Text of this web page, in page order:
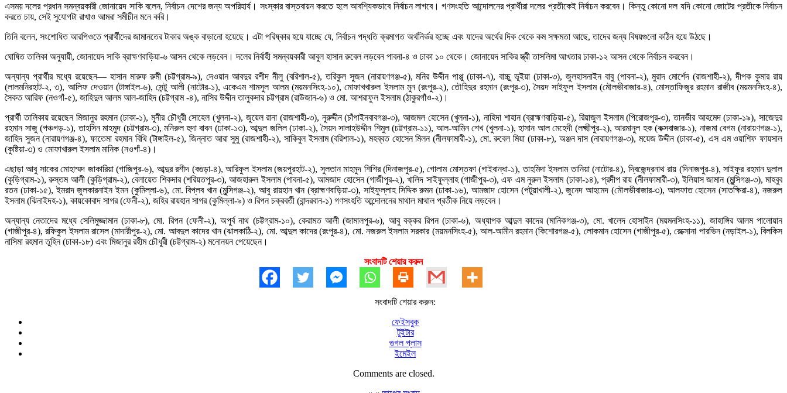
এসময় দলের প্রধান সমন্বয়কারী জোনায়েদ সাকি বলেন, নির্বাচন দেশের জন্য অপরিহার্য। সংস্কার বাস্তবায়ন করতে হলে আবশ্যিকভাবে নির্বাচন লাগবে। গণসংহতি আন্দোলনের প্রার্থীরা দলের প্রতীকেই নির্বাচন করবেন। কিন্তু কোনো দল যদি কোনো জোটের প্রতীকে নির্বাচন
করতে চায়, সেই সুযোগটা রাখাও আমরা সমীচীন মনে করি।
তিনি বলেন, সংশোধিত আরপিওতে প্রার্থীদের জামানতের টাকার অঙ্ক বাড়ানো হয়েছে। এটা পরিষ্কার হয়ে যাচ্ছে যে, নির্বাচন পদ্ধতি ক্রমাগত অর্থনির্ভর হচ্ছে এবং যাদের অর্থের দিক থেকে কম সক্ষমতা আছে, তাদের জন্য বিষয়গুলো কঠিন হয়ে উঠছে।
ঘোষিত তালিকা অনুযায়ী, জোনায়েদ সাকি ব্রাহ্মণবাড়িয়া-৬ আসন থেকে লড়বেন। দলের নির্বাহী সমন্বয়কারী আবুল হাসান রুবেল লড়বেন পাবনা-৪ ও ঢাকা ১০ থেকে। জোনায়েদ সাকির স্ত্রী তাসলিমা আখতার ঢাকা-১২ আসন থেকে নির্বাচন করবেন।
অন্যান্য প্রার্থীর মধ্যে রয়েছেন— হাসান মারুফ রুমী (চট্টগ্রাম-৯), দেওয়ান আবদুর রশীদ নীলু (বরিশাল-৫), তরিকুল সুজন (নারায়ণগঞ্জ-৫), মনির উদ্দীন পাপ্পু (ঢাকা-৭), বাচ্চু ভূইয়া (ঢাকা-৩), জুলহাসনাইন বাবু (পাবনা-২), মুরাদ মোর্শেদ (রাজশাহী-২), দীপক কুমার রায়
(লালমনিরহাট-২, ৩), আলিফ দেওয়ান (টাঙ্গাইল-৬), সেন্টু আলী (নাটোর-১), একেএম শামসুল আলম (ময়মনসিংহ-১০), মোফাখখারুল ইসলাম মুন (রংপুর-২), তৌহিদুর রহমান (রংপুর-৩), সৈয়দ সাইফুল ইসলাম (মৌলভীবাজার-৪), মোস্তাফিজুর রহমান রাজীব (ময়মনসিংহ-৪),
সৈকত আরিফ (নওগাঁ-৫), জাহিদুল আলম আল-জাহিদ (চট্টগ্রাম -৪), নাসির উদ্দীন তালুকদার চট্টগ্রাম (রাউজান-৬) ও মো. আশরাফুল ইসলাম (ঠাকুরগাঁও-২)।
প্রার্থী তালিকায় রয়েছেন মিজানুর রহমান (ঢাকা-১), মুনীর চৌধুরী সোহেল (খুলনা-২), জুয়েল রানা (রাজশাহী-৩), নুরুদ্দীন (চাঁপাইনবাবগঞ্জ-৩), আজমল হোসেন (খুলনা-১), নাহিদা শাহান (ব্রাহ্মণবাড়িয়া-৫), রিয়াজুল ইসলাম (পিরোজপুর-৩), তানভীর আহমেদ (ঢাকা-১৯), সাজেদুর
রহমান সাজু (পঞ্চগড়-১), তাহসিন মাহমুদ (চট্টগ্রাম-৩), মনিরুল হুদা বাবন (ঢাকা-১৩), আব্দুল জলিল (ঢাকা-২), সৈয়দ সালাহউদ্দীন শিমুল (চট্টগ্রাম-১১), আল-আমিন শেখ (খুলনা-১), হাসান আল মেহেদী (লক্ষ্মীপুর-২), আরমানুল হক (কক্সবাজার-১), নাজমা বেগম (নারায়ণগঞ্জ-১),
জাহিদ সুজন (নারায়ণগঞ্জ-৪), ফাতেমা রহমান বিথি (টাঙ্গাইল-৫), জিন্নাত আরা সুমু (রাজশাহী-২), সাকিবুল ইসলাম (বরিশাল-১), মহব্বত হোসেন মিলন (নীলফামারী-১), মো. রুবেল মিয়া (ঢাকা-৮), অঞ্জন দাস (নারায়ণগঞ্জ-৩), ময়েজ উদ্দীন (ঢাকা-৫), এস এম ওয়াশিফ ফায়সাল
(কুষ্টিয়া-৩) ও মোফাখারুল ইসলাম মানিক (নওগাঁ-৪)।
এছাড়া আবু সাকের মোহাম্মদ জাকারিয়া (গাজিপুর-৬), আব্দুর রশীদ (বগুড়া-৪), আরিফুল ইসলাম (জয়পুরহাট-২), সুলতান মাহমুদ শিশির (দিনাজপুর-৫), গোলাম মোস্তফা (গাইবান্ধা-১), তাহমিদা ইসলাম তানিয়া (নাটোর-৪), দ্বিজেন্দ্রনাথ রায় (দিনাজপুর-৪), সাইফুর রহমান দুলাল
(কুড়িগ্রাম-১), রুস্তম আলী (কুড়িগ্রাম-২), বেলায়েত শিকদার (শরিয়তপুর-৩), আজহারুল ইসলাম (পাবনা-৫), আমজাদ হোসেন (গাজীপুর-২), খালিদ সাইফুল্লাহ (গাজীপুর-৩), এফ এম নুরুল ইসলাম (ঢাকা-১৪), প্রদীপ রায় (নীলফামারী-৩), ইলিয়াস জামান (মুন্সিগঞ্জ-৩), মাহবুব
রতন (ঢাকা-১৫), ইমরাদ জুলকারনাইন ইমন (কুমিল্লা-৬), মো. বিপ্লব খান (মুন্সিগঞ্জ-২), আবু রায়হান খান (ব্রাহ্মণবাড়িয়া-৩), সাইফুল্লাহ সিদ্দিক রুমন (ঢাকা-১৬), আমজাদ হোসেন (পটুয়াখালী-২), জুনেদ আহমেদ (মৌলভীবাজার-৩), আলফাত হোসেন (সাতক্ষিরা-৪), নজরুল
ইসলাম (ঝিনাইদহ-১), কায়কোবাদ সাগর (ফেনী-২), জহির রায়হান সাগর (কুমিল্লা-৯) ও রিপন চক্রবর্তী (বান্দরবান-১) গণসংহতি আন্দোলনের মাথাল মাথাল প্রতীক নিয়ে লড়বেন।
অন্যান্য নেতাদের মধ্যে সেলিমুজ্জামান (ঢাকা-৮), মো. রিপন (ফেনী-২), অপুর্ব নাথ (চট্টগ্রাম-১০), কেরামত আলী (জামালপুর-৬), আবু বক্কর রিপন (ঢাকা-৬), অধ্যাপক আব্দুল কাদের (মানিকগঞ্জ-৩), মো. খালেদ হোসাইন (ময়মনসিংহ-১১), জাহাঙ্গির আলম পালোয়ান
(গাজীপুর-৪), রফিকুল ইসলাম রাসেল (মাদারীপুর-২), মো. আবদুল কাদের খান (ঝালকাঠি-২), মো. আব্দুল কাদের (রংপুর-৪), মো. নজরুল ইসলাম সরকার (ময়মনসিংহ-৫), আল-আমীন রহমান (কিশোরগঞ্জ-৫), লোকমান হোসেন (গাজীপুর-৫), রেক্সোনা পারভিন (নড়াইল-১), বিলকিস
নাসিমা রহমান তুহিন (ঢাকা-১৮) এবং মিজানুর রহীম চৌধুরী (চট্টগ্রাম-২) মনোনয়ন পেয়েছেন।
সংবাদটি শেয়ার করুন
সংবাদটি শেয়ার করুন:
ফেইসবুক
টুইটার
গুগল প্লাস
ইমেইল
Comments are closed.